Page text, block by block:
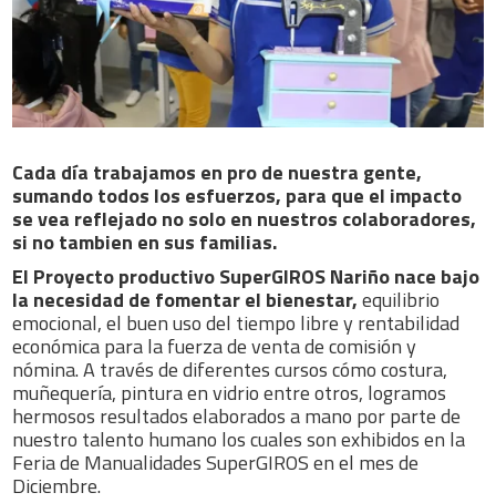
Cada día trabajamos en pro de nuestra gente,
sumando todos los esfuerzos, para que el impacto
se vea reflejado no solo en nuestros colaboradores,
si no tambien en sus familias.
El Proyecto productivo SuperGIROS Nariño nace bajo
la necesidad de fomentar el bienestar,equilibrio
emocional, el buen uso del tiempo libre y rentabilidad
económica para la fuerza de venta de comisión y
nómina. A través de diferentes cursos cómo costura,
muñequería, pintura en vidrio entre otros, logramos
hermosos resultados elaborados a mano por parte de
nuestro talento humano los cuales son exhibidos en la
Feria de Manualidades SuperGIROS en el mes de
Diciembre.